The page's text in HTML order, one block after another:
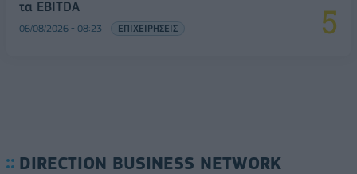
τα EBITDA
06/08/2026 - 08:23 ΕΠΙΧΕΙΡΗΣΕΙΣ
DIRECTION BUSINESS NETWORK